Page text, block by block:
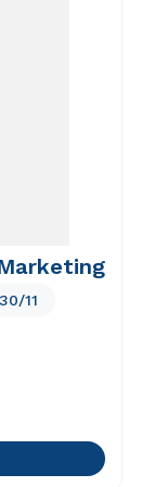
30/11
para o